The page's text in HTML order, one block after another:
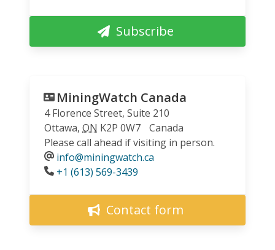
Subscribe
MiningWatch Canada
4 Florence Street, Suite 210
Ottawa, ON K2P 0W7
Canada
Please call ahead if visiting in person.
info@miningwatch.ca
Phone
+1 (613) 569-3439
Contact form